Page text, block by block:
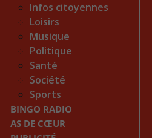
Infos citoyennes
Loisirs
Musique
Politique
Santé
Société
Sports
BINGO RADIO
AS DE CŒUR